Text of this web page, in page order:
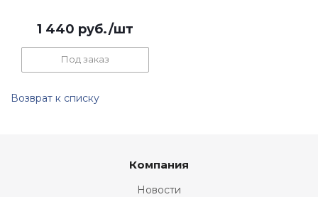
1 440 руб./шт
Под заказ
Возврат к списку
Компания
Новости